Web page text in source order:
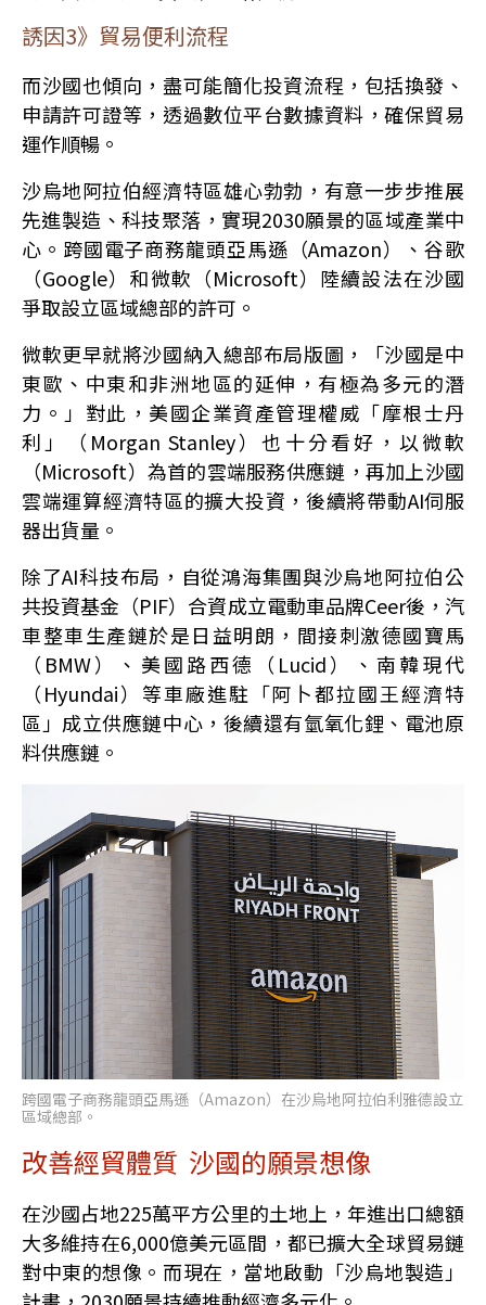
誘因3》貿易便利流程
而沙國也傾向，盡可能簡化投資流程，包括換發、
申請許可證等，透過數位平台數據資料，確保貿易
運作順暢。
沙烏地阿拉伯經濟特區雄心勃勃，有意一步步推展
先進製造、科技聚落，實現2030願景的區域產業中
心。跨國電子商務龍頭亞馬遜（Amazon）、谷歌
（Google）和微軟（Microsoft）陸續設法在沙國
爭取設立區域總部的許可。
微軟更早就將沙國納入總部布局版圖，「沙國是中
東歐、中東和非洲地區的延伸，有極為多元的潛
力。」對此，美國企業資產管理權威「摩根士丹
利」（Morgan Stanley）也十分看好，以微軟
（Microsoft）為首的雲端服務供應鏈，再加上沙國
雲端運算經濟特區的擴大投資，後續將帶動AI伺服
器出貨量。
除了AI科技布局，自從鴻海集團與沙烏地阿拉伯公
共投資基金（PIF）合資成立電動車品牌Ceer後，汽
車整車生產鏈於是日益明朗，間接刺激德國寶馬
（BMW）、美國路西德（Lucid）、南韓現代
（Hyundai）等車廠進駐「阿卜都拉國王經濟特
區」成立供應鏈中心，後續還有氫氧化鋰、電池原
料供應鏈。
跨國電子商務龍頭亞馬遜（Amazon）在沙烏地阿拉伯利雅德設立
區域總部。
改善經貿體質 沙國的願景想像
在沙國占地225萬平方公里的土地上，年進出口總額
大多維持在6,000億美元區間，都已擴大全球貿易鏈
對中東的想像。而現在，當地啟動「沙烏地製造」